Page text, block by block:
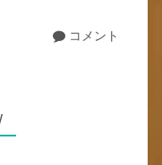
コメント